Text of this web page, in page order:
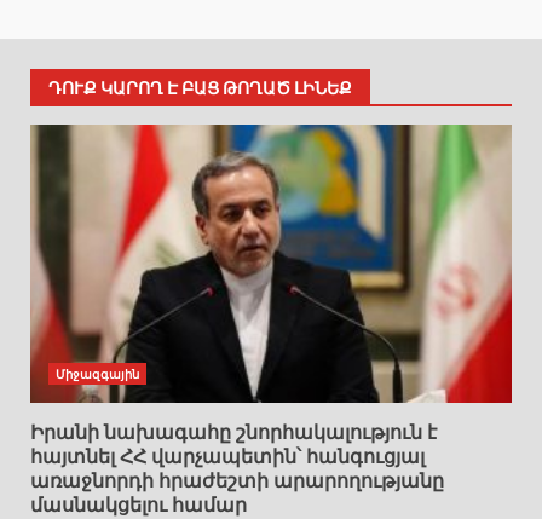
ԴՈՒՔ ԿԱՐՈՂ Է ԲԱՑ ԹՈՂԱԾ ԼԻՆԵՔ
Միջազգային
Իրանի նախագահը շնորհակալություն է
հայտնել ՀՀ վարչապետին՝ հանգուցյալ
առաջնորդի հրաժեշտի արարողությանը
մասնակցելու համար